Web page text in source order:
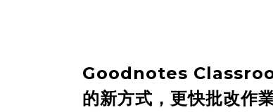
Goodnotes
的新方式，更快批改作